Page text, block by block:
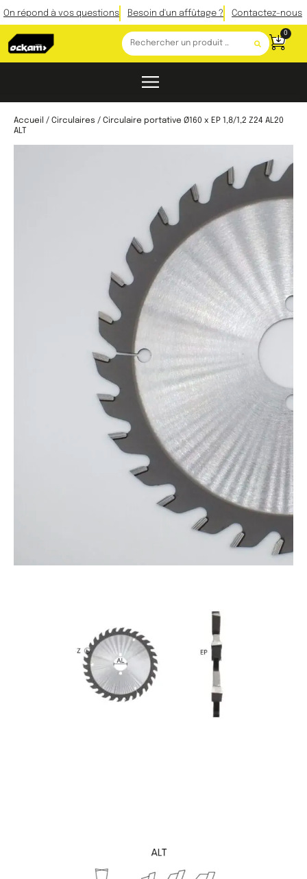
On répond à vos questions Besoin d'un affûtage ? Contactez-nous
0
Accueil / Circulaires / Circulaire portative Ø160 x EP 1,8/1,2 Z24 AL20
ALT